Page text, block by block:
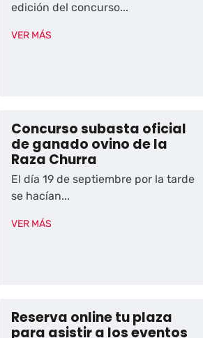
edición del concurso...
VER MÁS
Concurso subasta oficial
de ganado ovino de la
Raza Churra
El día 19 de septiembre por la tarde
se hacían...
VER MÁS
Reserva online tu plaza
para asistir a los eventos